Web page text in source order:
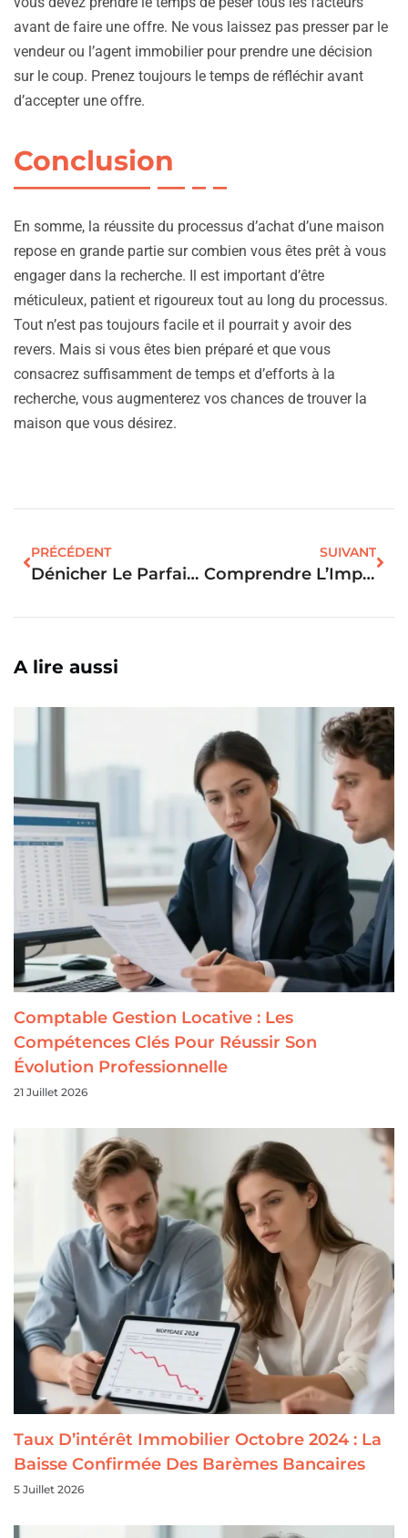
avant de faire une offre. Ne vous laissez pas presser par le
vendeur ou l’agent immobilier pour prendre une décision
sur le coup. Prenez toujours le temps de réfléchir avant
d’accepter une offre.
Conclusion
En somme, la réussite du processus d’achat d’une maison
repose en grande partie sur combien vous êtes prêt à vous
engager dans la recherche. Il est important d’être
méticuleux, patient et rigoureux tout au long du processus.
Tout n’est pas toujours facile et il pourrait y avoir des
revers. Mais si vous êtes bien préparé et que vous
consacrez suffisamment de temps et d’efforts à la
recherche, vous augmenterez vos chances de trouver la
maison que vous désirez.
PRÉCÉDENT
Dénicher Le Parfait Appartement À Louer : Guide Essentiel Dans L’immobilier
SUIVANT
Comprendre L’Impact Des Géorisques Sur La Valeur Immobilière
A lire aussi
Comptable Gestion Locative : Les
Compétences Clés Pour Réussir Son
Évolution Professionnelle
21 Juillet 2026
Taux D’intérêt Immobilier Octobre 2024 : La
Baisse Confirmée Des Barèmes Bancaires
5 Juillet 2026